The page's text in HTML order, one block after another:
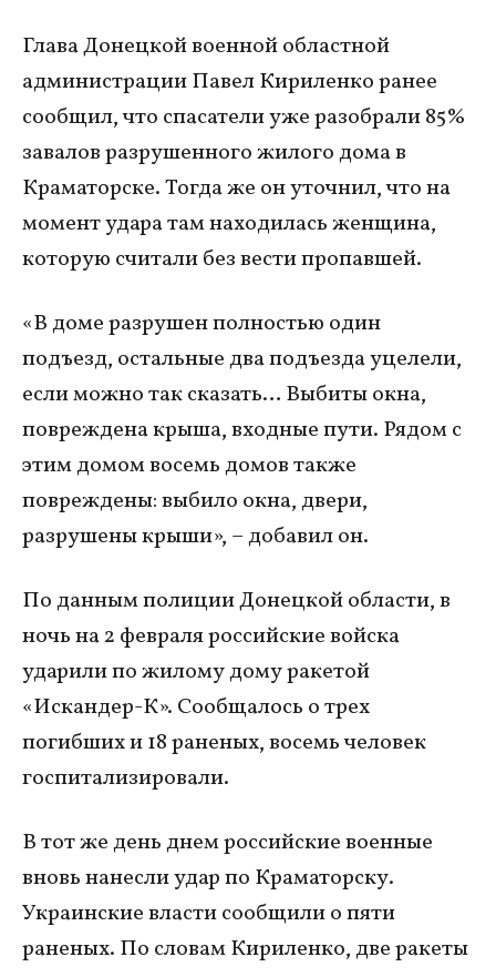
Глава Донецкой военной областной
администрации Павел Кириленко ранее
сообщил, что спасатели уже разобрали 85%
завалов разрушенного жилого дома в
Краматорске. Тогда же он уточнил, что на
момент удара там находилась женщина,
которую считали без вести пропавшей.
«В доме разрушен полностью один
подъезд, остальные два подъезда уцелели,
если можно так сказать… Выбиты окна,
повреждена крыша, входные пути. Рядом с
этим домом восемь домов также
повреждены: выбило окна, двери,
разрушены крыши», – добавил он.
По данным полиции Донецкой области, в
ночь на 2 февраля российские войска
ударили по жилому дому ракетой
«Искандер-К». Сообщалось о трех
погибших и 18 раненых, восемь человек
госпитализировали.
В тот же день днем российские военные
вновь нанесли удар по Краматорску.
Украинские власти сообщили о пяти
раненых. По словам Кириленко, две ракеты